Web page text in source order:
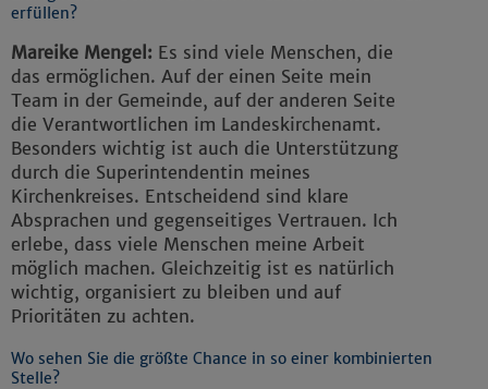
erfüllen?
Mareike Mengel: Es sind viele Menschen, die
das ermöglichen. Auf der einen Seite mein
Team in der Gemeinde, auf der anderen Seite
die Verantwortlichen im Landeskirchenamt.
Besonders wichtig ist auch die Unterstützung
durch die Superintendentin meines
Kirchenkreises. Entscheidend sind klare
Absprachen und gegenseitiges Vertrauen. Ich
erlebe, dass viele Menschen meine Arbeit
möglich machen. Gleichzeitig ist es natürlich
wichtig, organisiert zu bleiben und auf
Prioritäten zu achten.
Wo sehen Sie die größte Chance in so einer kombinierten
Stelle?